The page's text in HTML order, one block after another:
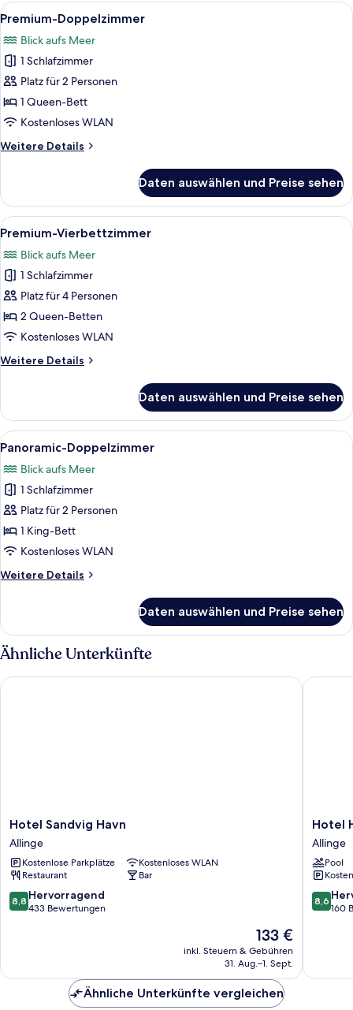
Alle
Fotos
für
Premium-
Doppelzimmer
anzeigen
Ein Schlafzimmer mit großem
3
Premium-Doppelzimmer
Blick aufs Meer
1 Schlafzimmer
Platz für 2 Personen
1 Queen-Bett
Kostenloses WLAN
Weitere Details
Weitere
Doppelzimmer
Daten auswählen und Preise sehen
Alle
Fotos
für
Premium-
Vierbettzimmer
anzeigen
Premium-Vierbettzimmer |
1
Premium-Vierbettzimmer
Blick aufs Meer
1 Schlafzimmer
Platz für 4 Personen
2 Queen-Betten
Kostenloses WLAN
Weitere Details
Weitere
Vierbettzimmer
Daten auswählen und Preise sehen
Alle
Fotos
für
Panoramic-
Doppelzimmer
anzeigen
Panoramic-Doppelzimmer |
4
Panoramic-Doppelzimmer
Blick aufs Meer
1 Schlafzimmer
Platz für 2 Personen
1 King-Bett
Kostenloses WLAN
Weitere Details
Weitere
Doppelzimmer
Daten auswählen und Preise sehen
Ähnliche Unterkünfte
Hotel
Sandvig
Havn
Allinge
Hotel Sandvig Havn
Allinge
Kostenlose Parkplätze
Kostenloses WLAN
Restaurant
Bar
8.8
von
8,8 Hervorragend
433 Bewertungen
Der
Preis
beträgt
133 €
inkl. Steuern & Gebühren
31. Aug.–1. Sept.
Hotel Sandvig Havn
Hotel
-
Adults
Only
Allinge
Hotel
Allinge
Pool
8.6
von
8,6
160
Hotel
Ähnliche Unterkünfte vergleichen